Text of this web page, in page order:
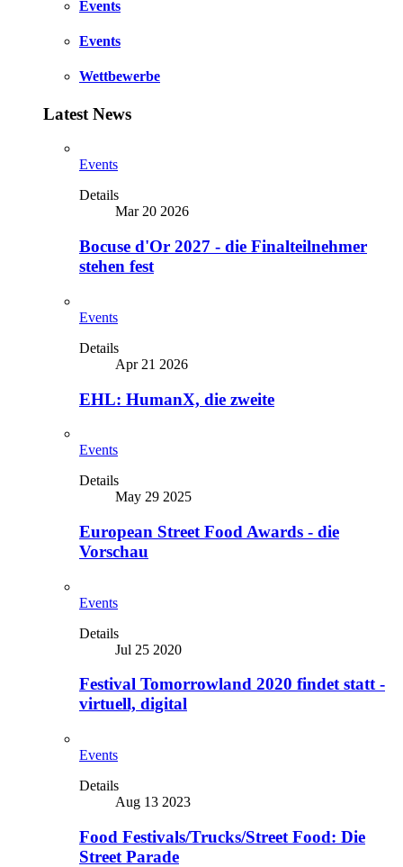
Events
Events
Wettbewerbe
Latest News
Events
Details
Mar 20 2026
Bocuse d'Or 2027 - die Finalteilnehmer
stehen fest
Events
Details
Apr 21 2026
EHL: HumanX, die zweite
Events
Details
May 29 2025
European Street Food Awards - die
Vorschau
Events
Details
Jul 25 2020
Festival Tomorrowland 2020 findet statt -
virtuell, digital
Events
Details
Aug 13 2023
Food Festivals/Trucks/Street Food: Die
Street Parade